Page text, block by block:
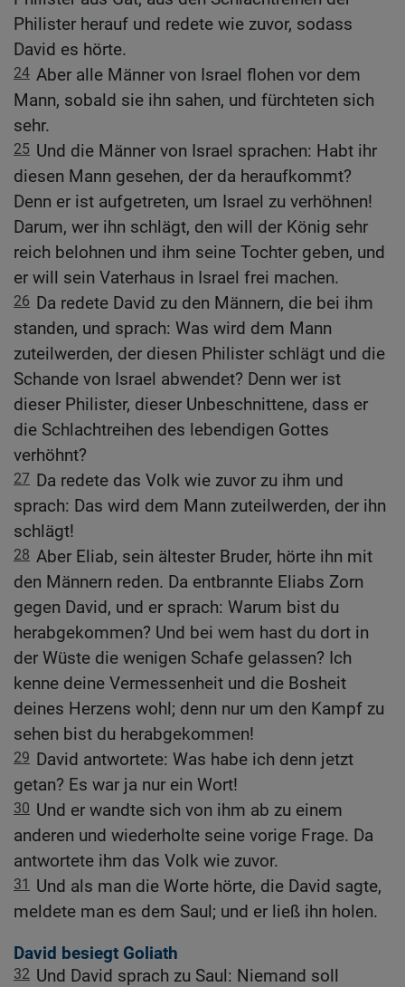
Philister herauf und redete wie zuvor, sodass
David es hörte.
24 Aber alle Männer von Israel flohen vor dem
Mann, sobald sie ihn sahen, und fürchteten sich
sehr.
25 Und die Männer von Israel sprachen: Habt ihr
diesen Mann gesehen, der da heraufkommt?
Denn er ist aufgetreten, um Israel zu verhöhnen!
Darum, wer ihn schlägt, den will der König sehr
reich belohnen und ihm seine Tochter geben, und
er will sein Vaterhaus in Israel frei machen.
26 Da redete David zu den Männern, die bei ihm
standen, und sprach: Was wird dem Mann
zuteilwerden, der diesen Philister schlägt und die
Schande von Israel abwendet? Denn wer ist
dieser Philister, dieser Unbeschnittene, dass er
die Schlachtreihen des lebendigen Gottes
verhöhnt?
27 Da redete das Volk wie zuvor zu ihm und
sprach: Das wird dem Mann zuteilwerden, der ihn
schlägt!
28 Aber Eliab, sein ältester Bruder, hörte ihn mit
den Männern reden. Da entbrannte Eliabs Zorn
gegen David, und er sprach: Warum bist du
herabgekommen? Und bei wem hast du dort in
der Wüste die wenigen Schafe gelassen? Ich
kenne deine Vermessenheit und die Bosheit
deines Herzens wohl; denn nur um den Kampf zu
sehen bist du herabgekommen!
29 David antwortete: Was habe ich denn jetzt
getan? Es war ja nur ein Wort!
30 Und er wandte sich von ihm ab zu einem
anderen und wiederholte seine vorige Frage. Da
antwortete ihm das Volk wie zuvor.
31
Und als man die Worte hörte, die David sagte,
meldete man es dem Saul; und er ließ ihn holen.
David besiegt Goliath
32 Und David sprach zu Saul: Niemand soll